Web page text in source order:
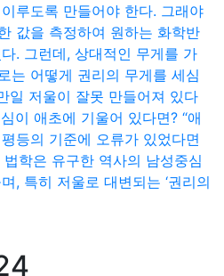
루도록 만들어야 한다. 그래야
값을 측정하여 원하는 화학반
. 그런데, 상대적인 무게를 가
는 어떻게 권리의 무게를 세심
일 저울이 잘못 만들어져 있다
이 애초에 기울어 있다면? “애
등의 기준에 오류가 있었다면
법학은 유구한 역사의 남성중심
, 특히 저울로 대변되는 ‘권리의